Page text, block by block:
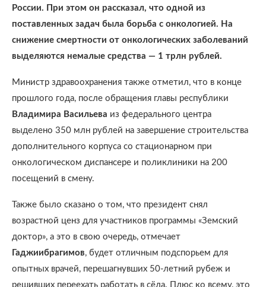
России. При этом он рассказал, что одной из
поставленных задач была борьба с онкологией. На
снижение смертности от онкологических заболеваний
выделяются немалые средства — 1 трлн рублей.
Министр здравоохранения также отметил, что в конце
прошлого года, после обращения главы республики
Владимира Васильева из федерального центра
выделено 350 млн рублей на завершение строительства
дополнительного корпуса со стационарном при
онкологическом диспансере и поликлиники на 200
посещений в смену.
Также было сказано о том, что президент снял
возрастной ценз для участников программы «Земский
доктор», а это в свою очередь, отмечает
Гаджиибрагимов, будет отличным подспорьем для
опытных врачей, перешагнувших 50-летний рубеж и
решивших переехать работать в сёла. Плюс ко всему, это